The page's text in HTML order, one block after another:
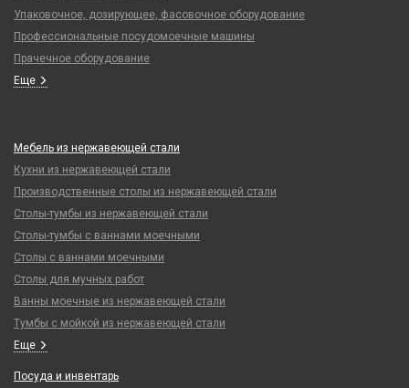
Упаковочное, дозирующее, фасовочное оборудование
Профессиональные посудомоечные машины
Прачечное оборудование
Еще
Мебель из нержавеющей стали
Кухни из нержавеющей стали
Производственные столы из нержавеющей стали
Столы-тумбы из нержавеющей стали
Столы-тумбы с ваннами моечными
Столы с ваннами моечными
Столы для мучных работ
Ванны моечные из нержавеющей стали
Тумбы с мойкой из нержавеющей стали
Еще
Посуда и инвентарь